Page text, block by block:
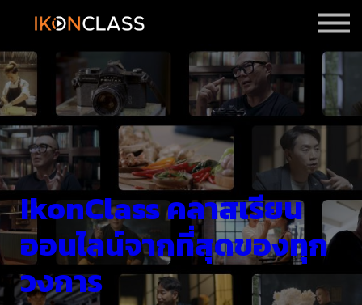
Sign in
Sign up
IkonClass คลาสเรียน
ออนไลน์จากที่สุดของทุก
วงการ